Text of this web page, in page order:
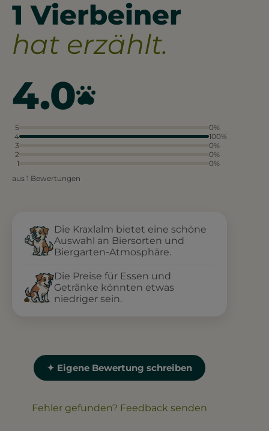
1 Vierbeiner
hat erzählt.
4.0
5
0%
4
100%
3
0%
2
0%
1
0%
aus 1 Bewertungen
Die Kraxlalm bietet eine schöne
Auswahl an Biersorten und
Biergarten-Atmosphäre.
Die Preise für Essen und
Getränke könnten etwas
niedriger sein.
✦ Eigene Bewertung schreiben
Fehler gefunden? Feedback senden